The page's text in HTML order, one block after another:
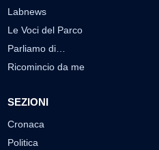
Labnews
Le Voci del Parco
Parliamo di…
Ricomincio da me
SEZIONI
Cronaca
Politica